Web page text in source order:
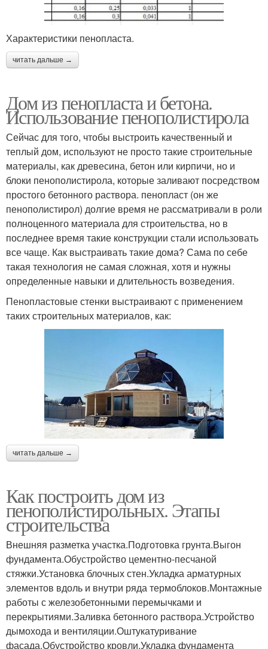
Характеристики пенопласта.
читать дальше →
Дом из пенопласта и бетона.
Использование пенополистирола
Сейчас для того, чтобы выстроить качественный и
теплый дом, используют не просто такие строительные
материалы, как древесина, бетон или кирпичи, но и
блоки пенополистирола, которые заливают посредством
простого бетонного раствора. пенопласт (он же
пенополистирол) долгие время не рассматривали в роли
полноценного материала для строительства, но в
последнее время такие конструкции стали использовать
все чаще. Как выстраивать такие дома? Сама по себе
такая технология не самая сложная, хотя и нужны
определенные навыки и длительность возведения.
Пенопластовые стенки выстраивают с применением
таких строительных материалов, как:
читать дальше →
Как построить дом из
пенополистирольных. Этапы
строительства
Внешняя разметка участка.Подготовка грунта.Выгон
фундамента.Обустройство цементно-песчаной
стяжки.Установка блочных стен.Укладка арматурных
элементов вдоль и внутри ряда термоблоков.Монтажные
работы с железобетонными перемычками и
перекрытиями.Заливка бетонного раствора.Устройство
дымохода и вентиляции.Оштукатуривание
фасада.Обустройство кровли.Укладка фундамента